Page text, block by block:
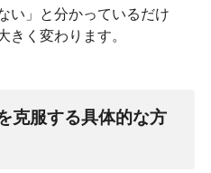
い」と分かっているだけ
きく変わります。
克服する具体的な方